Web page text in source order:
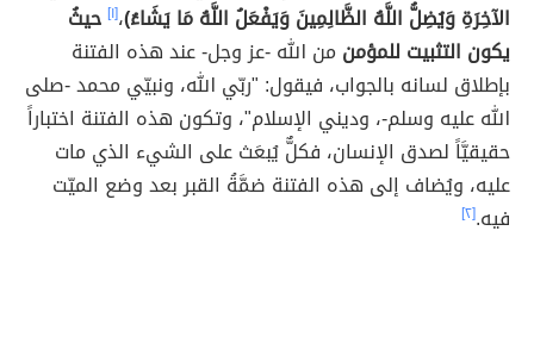
الآخِرَةِ وَيُضِلُّ اللَّهُ الظَّالِمِينَ وَيَفْعَلُ اللَّهُ مَا يَشَاءُ)،[١] حيثُ
يكون التثبيت للمؤمن من الله -عز وجل- عند هذه الفتنة
بإطلاق لسانه بالجواب، فيقول: "ربّي الله، ونبيّي محمد -صلى
الله عليه وسلم-، وديني الإسلام"، وتكون هذه الفتنة اختباراً
حقيقيَّاً لصدق الإنسان، فكلٌّ يُبعَث على الشيء الذي مات
عليه، ويُضاف إلى هذه الفتنة ضمَّةُ القبر بعد وضع الميّت
فيه.[٢]